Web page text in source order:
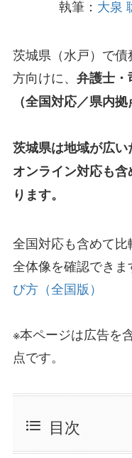
執筆： 大泉
茨城県（水戸）で
方向けに、 弁護士・
（全国対応／県内拠
茨城県は地域が広い
オンライン対応も含
ります。
全国対応も含めて
全体像を確認でき
び方（全国版）
※本ページは広告を
点です。
目次